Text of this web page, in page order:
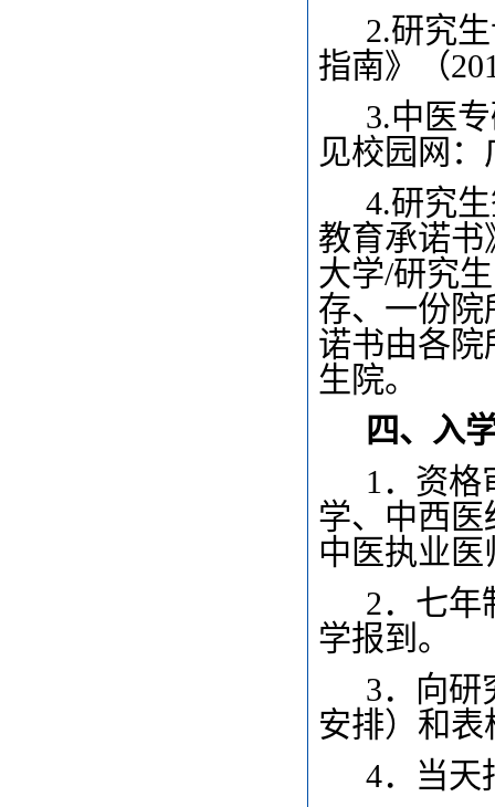
2.研究
指南》（
3.中医
见校园网
4.研究
教育承诺书
大学/研究
存、一份
诺书由各
生院。
四、入
1．资格
学、中西
中医执业
2．七年
学报到。
3．向研
安排）和表
4．当天